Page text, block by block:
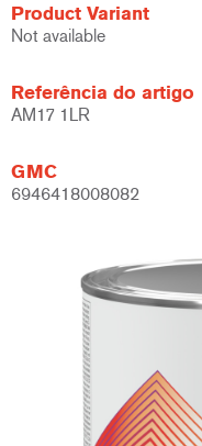
Product Variant
Not available
Referência do artigo
AM17 1LR
GMC
6946418008082